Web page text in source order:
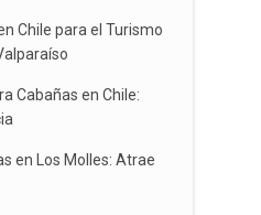
Chile para el Turismo
Cabañas en Chile:
en Los Molles: Atrae